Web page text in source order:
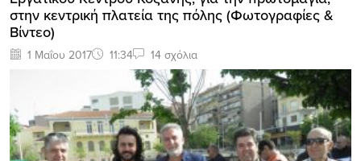
στην κεντρική πλατεία της πόλης (Φωτογραφίες &
Βίντεο)
1 Μαΐου 2017 11:34 14 σχόλια